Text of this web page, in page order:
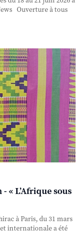
Ouverture à tous
« L’Afrique sous
à Paris, du 31 mars
internationale a été